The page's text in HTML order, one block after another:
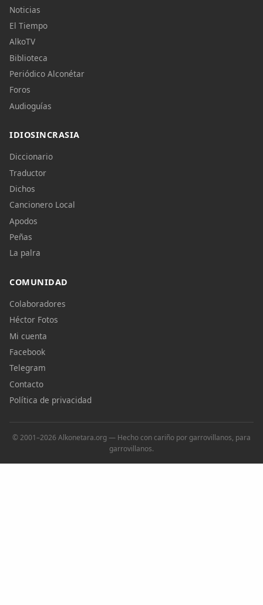
Noticias
El Tiempo
AlkoTV
Biblioteca
Periódico Alconétar
Foros
Audioguías
IDIOSINCRASIA
Diccionario
Traductor
Dichos
Cancionero Local
Apodos
Peñas
La palra
COMUNIDAD
Colaboradores
Héctor Fotos
Mi cuenta
Facebook
Telegram
Contacto
Política de privacidad
© 2001–2026 Alkonetara.org — Hecho con cariño por garrovillanos, para
garrovillanos.